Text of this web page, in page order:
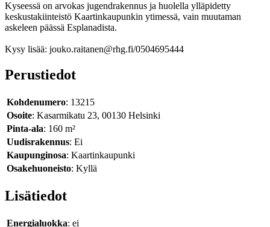
Kyseessä on arvokas jugendrakennus ja huolella ylläpidetty
keskustakiinteistö Kaartinkaupunkin ytimessä, vain muutaman
askeleen päässä Esplanadista.
Kysy lisää: jouko.raitanen@rhg.fi/0504695444
Perustiedot
Kohdenumero: 13215
Osoite: Kasarmikatu 23, 00130 Helsinki
Pinta-ala: 160 m²
Uudisrakennus: Ei
Kaupunginosa: Kaartinkaupunki
Osakehuoneisto: Kyllä
Lisätiedot
Energialuokka: ei